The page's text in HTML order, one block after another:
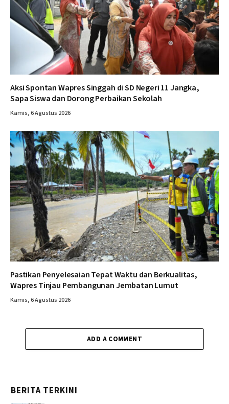
Aksi Spontan Wapres Singgah di SD Negeri 11 Jangka,
Sapa Siswa dan Dorong Perbaikan Sekolah
Kamis, 6 Agustus 2026
Pastikan Penyelesaian Tepat Waktu dan Berkualitas,
Wapres Tinjau Pembangunan Jembatan Lumut
Kamis, 6 Agustus 2026
ADD A COMMENT
BERITA TERKINI